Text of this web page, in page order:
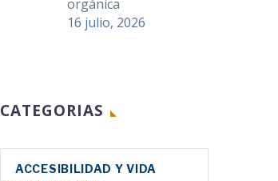
orgánica
16 julio, 2026
CATEGORIAS
ACCESIBILIDAD Y VIDA